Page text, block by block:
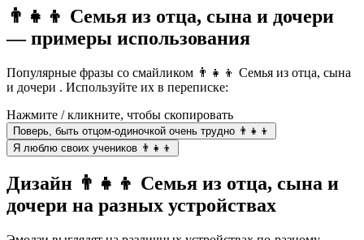
👨‍👧‍👦 Семья из отца, сына и дочери
— примеры использования
Популярные фразы со смайликом 👨‍👧‍👦 Семья из отца, сына
и дочери . Используйте их в переписке:
Нажмите / кликните, чтобы скопировать
Поверь, быть отцом-одиночкой очень трудно 👨‍👧‍👦
Я люблю своих учеников 👨‍👧‍👦
Дизайн 👨‍👧‍👦 Семья из отца, сына и
дочери на разных устройствах